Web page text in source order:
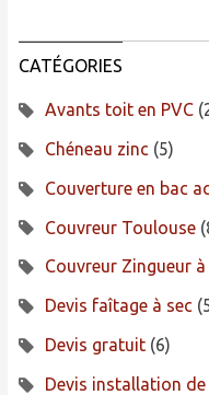
CATÉGORIES
Avants toit en PVC
Chéneau zinc(5)
Couverture en bac
Couvreur Toulouse
Couvreur Zingueur
Devis faîtage à sec
Devis gratuit(6)
Devis installation de